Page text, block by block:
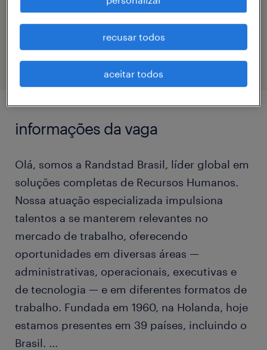
código da vaga
eTalent_JP-182893
informações da vaga
Olá, somos a Randstad Brasil, líder global em
soluções completas de Recursos Humanos.
Nossa atuação especializada impulsiona
talentos a se manterem relevantes no
mercado de trabalho, oferecendo
oportunidades em diversas áreas —
administrativas, operacionais, executivas e
de tecnologia — e em diferentes formatos de
trabalho. Fundada em 1960, na Holanda, hoje
estamos presentes em 39 países, incluindo o
Brasil. ...
recusar todos
aceitar todos